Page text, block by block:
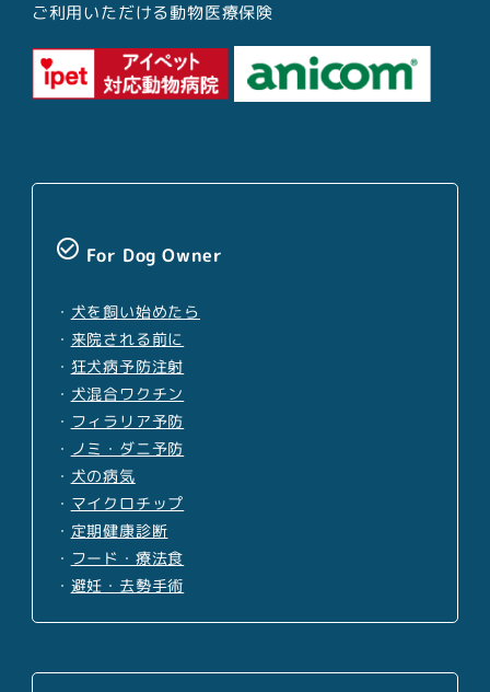
ご利用いただける動物医療保険
check_circle_outline For Dog Owner
・ 犬を飼い始めたら
・ 来院される前に
・ 狂犬病予防注射
・ 犬混合ワクチン
・ フィラリア予防
・ ノミ・ダニ予防
・ 犬の病気
・ マイクロチップ
・ 定期健康診断
・ フード・療法食
・ 避妊・去勢手術